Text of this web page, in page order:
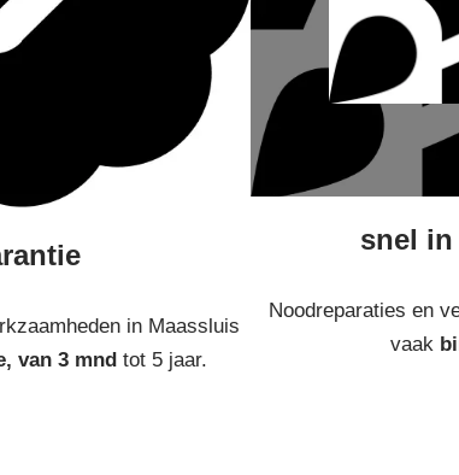
in Maassluis
van 3 mndtot 5 jaar.
snel
Noodreparaties en
vaak